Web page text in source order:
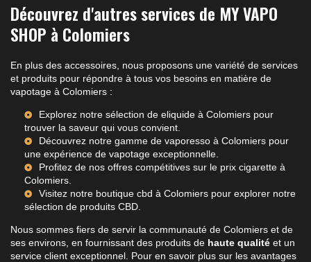
Découvrez d'autres services de MY VAPO
SHOP à Colomiers
En plus des accessoires, nous proposons une variété de services
et produits pour répondre à tous vos besoins en matière de
vapotage à Colomiers :
Explorez notre sélection de eliquide à Colomiers pour
trouver la saveur qui vous convient.
Découvrez notre gamme de vaporesso à Colomiers pour
une expérience de vapotage exceptionnelle.
Profitez de nos offres compétitives sur le prix cigarette à
Colomiers
Visitez notre boutique cbd à Colomiers pour explorer notre
sélection de produits CBD.
Nous sommes fiers de servir la communauté de Colomiers et de
ses environs, en fournissant des produits de haute qualité et un
service client exceptionnel. Pour en savoir plus sur les avantages